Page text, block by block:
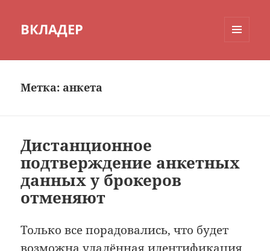
ВКЛАДЕР
Метка: анкета
Дистанционное
подтверждение анкетных
данных у брокеров
отменяют
Только все порадовались, что будет